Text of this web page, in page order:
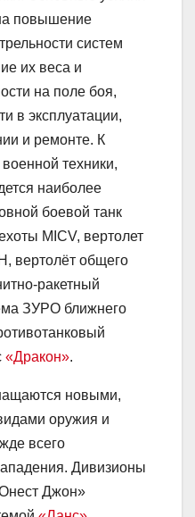
повышение
систем
их веса и
на поле боя,
в эксплуатации,
и ремонте. К
техники,
наиболее
боевой танк
MICV, вертолет
вертолёт общего
ракетный
ЗУРО ближнего
«Дракон».
новыми,
оружия и
всего
Дивизионы
Джон»